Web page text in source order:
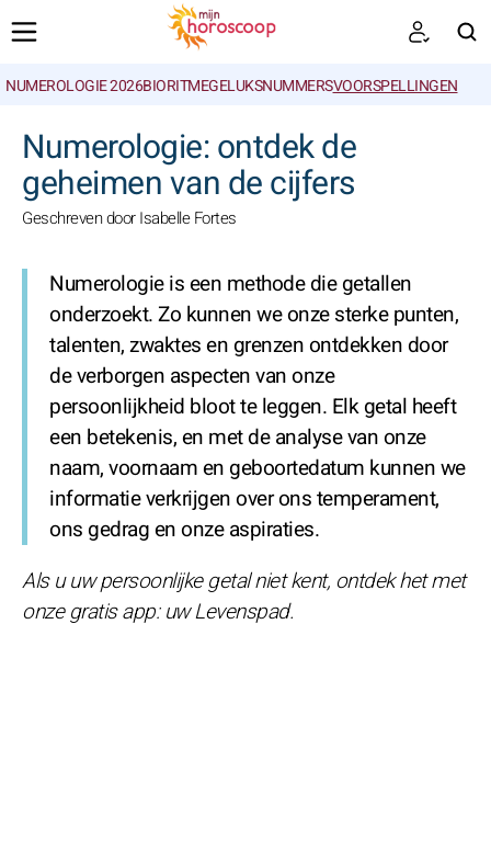
NUMEROLOGIE 2026BIORITMEGELUKSNUMMERSVOORSPELLINGEN
Numerologie: ontdek de
geheimen van de cijfers
Geschreven door Isabelle Fortes
Numerologie is een methode die getallen
onderzoekt. Zo kunnen we onze sterke punten,
talenten, zwaktes en grenzen ontdekken door
de verborgen aspecten van onze
persoonlijkheid bloot te leggen. Elk getal heeft
een betekenis, en met de analyse van onze
naam, voornaam en geboortedatum kunnen we
informatie verkrijgen over ons temperament,
ons gedrag en onze aspiraties.
Als u uw persoonlijke getal niet kent, ontdek het met
onze gratis app: uw Levenspad.